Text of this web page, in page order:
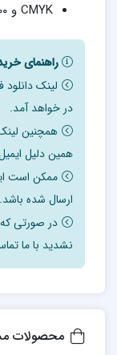
CMYK و ۳۰۰ DPI
راهنمای
لینک
در خواهد آمد.
همچنین
همین دلیل
ارسال شده باشد.
در صورتی که
نشدید با ما
محصولات